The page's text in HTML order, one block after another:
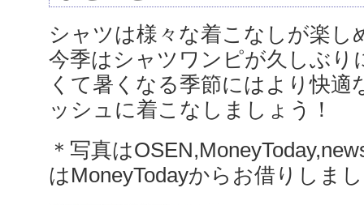
シャツは様々な着こなしが楽し
今季はシャツワンピが久しぶり
くて暑くなる季節にはより快適
ッシュに着こなしましょう！
＊写真は
はMoneyTodayからお借りしま